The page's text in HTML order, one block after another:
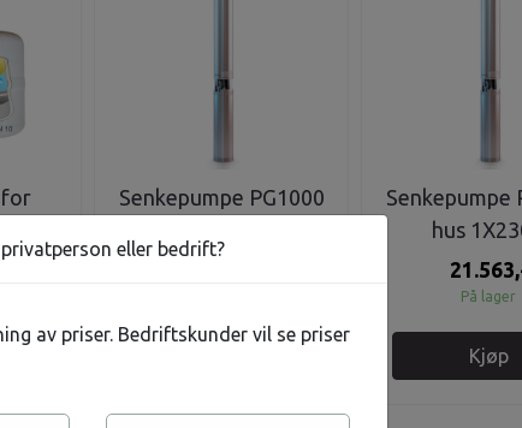
for
Senkepumpe PG1000
Senkepumpe
hus
På lager
Kjøp
eller bedrift?
av priser. Bedriftskunder vil se priser